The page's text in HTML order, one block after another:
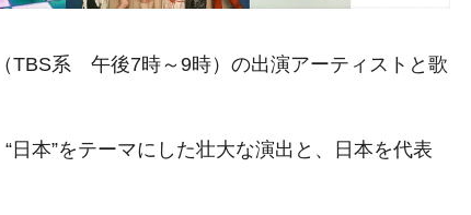
TBS系 午後7時～9時）の出演アーティストと歌
本”をテーマにした壮大な演出と、日本を代表